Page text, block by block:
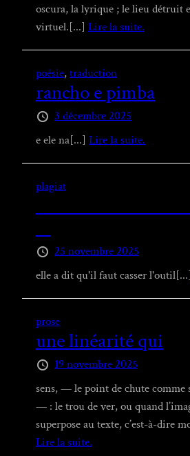
oscura, la lyrique ; le lieu détruit
virtuel.[...] Lire la suite.
poésie,traduction
rancho e pimba
3 décembre 2025
e ele na[...] Lire la suite.
plagiat
25 novembre 2025
elle a dit qu'il faut casser l'outil[...]
prose
une linéarité qui
19 novembre 2025
sens, — le point de chute comme
— : le trou de ver, ou quand
superpose au texte, c’est-à-dire
Lire la suite.